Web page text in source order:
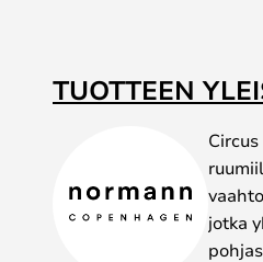
TUOTTEEN
jotka